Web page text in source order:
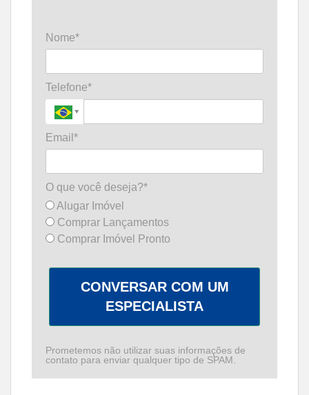
Nome*
Telefone*
Email*
O que você deseja?*
Alugar Imóvel
Comprar Lançamentos
Comprar Imóvel Pronto
CONVERSAR COM UM
ESPECIALISTA
Prometemos não utilizar suas informações de
contato para enviar qualquer tipo de SPAM.